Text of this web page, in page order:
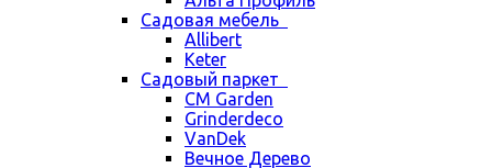
Садовая мебель
Allibert
Keter
Садовый паркет
CM Garden
Grinderdeco
VanDek
Вечное Дерево